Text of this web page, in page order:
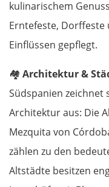
kulinarischem
Erntefeste,
Einflüssen gepflegt.
🏘️ Architektur &
Südspanien
Architektur aus: Die
Mezquita von
zählen zu den
Altstädte besitzen
Mělník
Beroun
Taus
Deutschland